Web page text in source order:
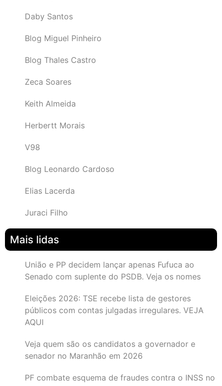
Daby Santos
Blog Miguel Pinheiro
Blog Thales Castro
Zeca Soares
Keith Almeida
Herbertt Morais
V98
Blog Leonardo Cardoso
Elias Lacerda
Juraci Filho
Mais lidas
União e PP decidem lançar apenas Fufuca ao
Senado com suplente do PSDB. Veja os nomes
Eleições 2026: TSE recebe lista de gestores
públicos com contas julgadas irregulares. VEJA
AQUI
Veja quem são os candidatos a governador e
senador no Maranhão em 2026
PF combate esquema de fraudes contra o INSS no